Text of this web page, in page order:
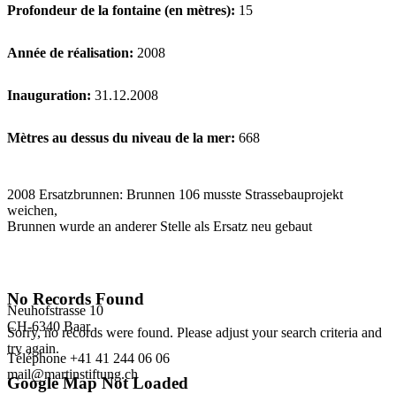
No Records Found
Sorry, no records were found. Please adjust your search criteria and
try again.
Google Map Not Loaded
Profondeur de la fontaine (en mètres): 15
Année de réalisation: 2008
Inauguration: 31.12.2008
Mètres au dessus du niveau de la mer: 668
2008 Ersatzbrunnen: Brunnen 106 musste Strassebauprojekt
weichen,
Brunnen wurde an anderer Stelle als Ersatz neu gebaut
Neuhofstrasse 10
CH-6340 Baar
Téléphone +41 41 244 06 06
mail@martinstiftung.ch